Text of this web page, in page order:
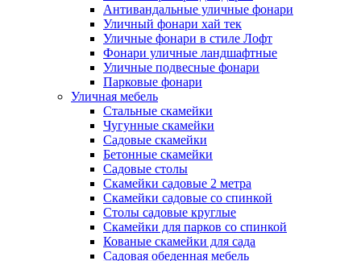
Антивандальные уличные фонари
Уличный фонари хай тек
Уличные фонари в стиле Лофт
Фонари уличные ландшафтные
Уличные подвесные фонари
Парковые фонари
Уличная мебель
Стальные скамейки
Чугунные скамейки
Садовые скамейки
Бетонные скамейки
Садовые столы
Скамейки садовые 2 метра
Cкамейки садовые со спинкой
Столы садовые круглые
Скамейки для парков со спинкой
Кованые скамейки для сада
Садовая обеденная мебель